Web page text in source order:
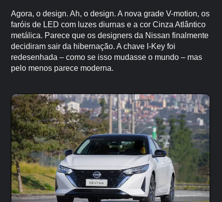
Agora, o design. Ah, o design. A nova grade V-motion, os
faróis de LED com luzes diurnas e a cor Cinza Atlântico
metálica. Parece que os designers da Nissan finalmente
decidiram sair da hibernação. A chave I-Key foi
redesenhada – como se isso mudasse o mundo – mas
pelo menos parece moderna.